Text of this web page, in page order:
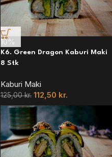
10%
K6. Green Dragon Kaburi Maki
8 Stk
Kaburi Maki
125,00kr. 112,50 kr.